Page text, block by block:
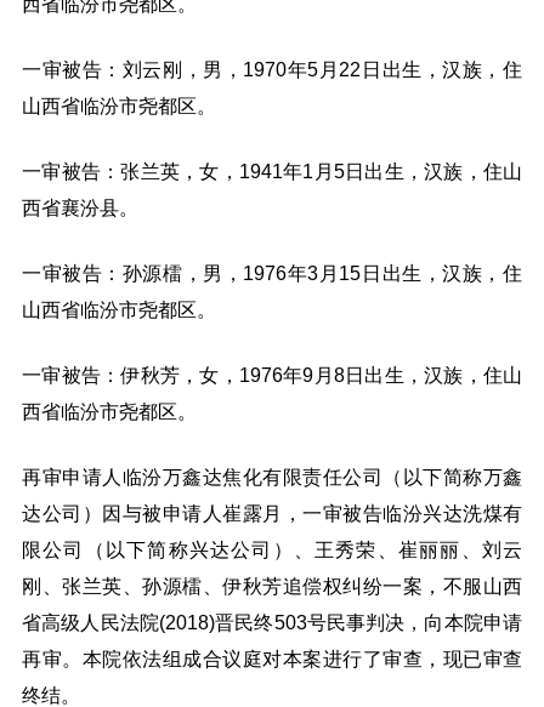
一审被告：刘云刚，男，1970年5月22日出生，汉族，住
山西省临汾市尧都区。
一审被告：张兰英，女，1941年1月5日出生，汉族，住山
西省襄汾县。
一审被告：孙源檑，男，1976年3月15日出生，汉族，住
山西省临汾市尧都区。
一审被告：伊秋芳，女，1976年9月8日出生，汉族，住山
西省临汾市尧都区。
再审申请人临汾万鑫达焦化有限责任公司（以下简称万鑫
达公司）因与被申请人崔露月，一审被告临汾兴达洗煤有
限公司（以下简称兴达公司）、王秀荣、崔丽丽、刘云
刚、张兰英、孙源檑、伊秋芳追偿权纠纷一案，不服山西
省高级人民法院(2018)晋民终503号民事判决，向本院申请
再审。本院依法组成合议庭对本案进行了审查，现已审查
终结。